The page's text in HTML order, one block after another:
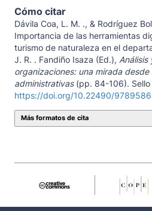
Cómo citar
Dávila Coa, L. M. ., & Rodríguez
Importancia de las herramientas
turismo de naturaleza en el
J. R. . Fandiño Isaza (Ed.), Análisis
organizaciones: una mirada desde
administrativas(pp. 84-106). Sello
https://doi.org/10.22490/
Más formatos de cita